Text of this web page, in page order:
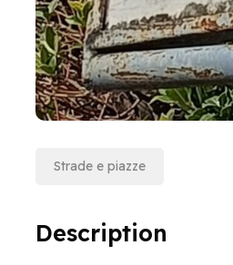
Strade e piazze
Description